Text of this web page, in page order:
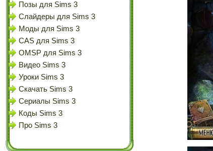
Позы для Sims 3
Слайдеры для Sims 3
Моды для Sims 3
CAS для Sims 3
OMSP для Sims 3
Видео Sims 3
Уроки Sims 3
Скачать Sims 3
Сериалы Sims 3
Коды Sims 3
Про Sims 3